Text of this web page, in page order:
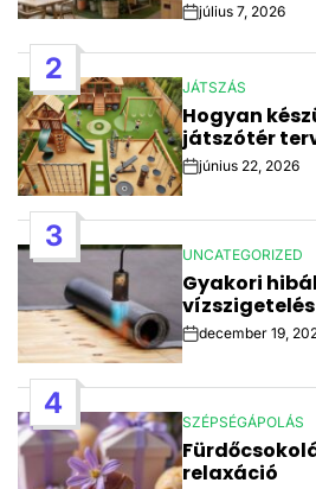
Postjúlius 7, 2026
2
POSTED
IN
JÁTSZÁS
Hogyan
játszótér
Post
Date
június 22, 2026
3
POSTED
IN
UNCATEGORIZED
Gyakori
Post
Date
december 19,
4
POSTED
IN
SZÉPSÉGÁPOLÁS
relaxáció